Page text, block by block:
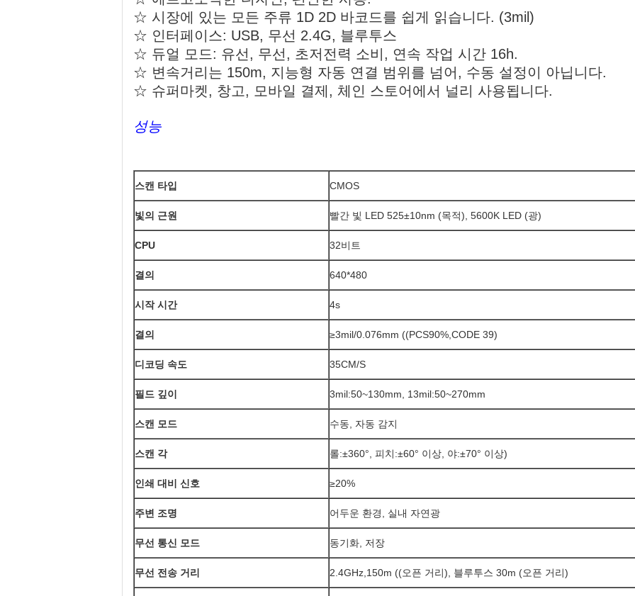
☆ 시장에 있는 모든 주류 1D 2D 바코드를 쉽게 읽습니다. (3mil)
☆ 인터페이스: USB, 무선 2.4G, 블루투스
☆ 듀얼 모드: 유선, 무선, 초저전력 소비, 연속 작업 시간 16h.
☆ 변속거리는 150m, 지능형 자동 연결 범위를 넘어, 수동 설정이 아닙니다.
☆ 슈퍼마켓, 창고, 모바일 결제, 체인 스토어에서 널리 사용됩니다.
성능
스캔 타입 CMOS
빛의 근원 빨간 빛 LED 525±10nm (목적), 5600K LED (광)
CPU 32비트
결의 640*480
시작 시간 4s
결의 ≥3mil/0.076mm ((PCS90%,CODE 39)
디코딩 속도 35CM/S
필드 깊이 3mil:50~130mm, 13mil:50~270mm
스캔 모드 수동, 자동 감지
스캔 각 롤:±360°, 피치:±60° 이상, 야:±70° 이상)
인쇄 대비 신호 ≥20%
주변 조명 어두운 환경, 실내 자연광
무선 통신 모드 동기화, 저장
무선 전송 거리 2.4GHz,150m ((오픈 거리), 블루투스 30m (오픈 거리)